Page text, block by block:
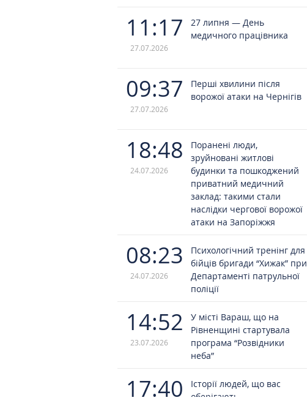
11:17
27.07.2026
27 липня — День
медичного працівника
09:37
27.07.2026
Перші хвилини після
ворожої атаки на Чернігів
18:48
24.07.2026
Поранені люди,
зруйновані житлові
будинки та пошкоджений
приватний медичний
заклад: такими стали
наслідки чергової ворожої
атаки на Запоріжжя
08:23
24.07.2026
Психологічний тренінг для
бійців бригади “Хижак” при
Департаменті патрульної
поліції
14:52
23.07.2026
У місті Вараш, що на
Рівненщині стартувала
програма “Розвідники
неба”
17:40
Історії людей, що вас
оберігають